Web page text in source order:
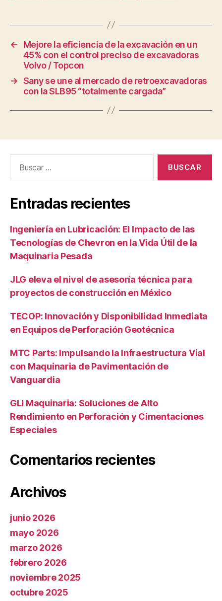
←
Mejore la eficiencia de la excavación en un
45% con el control preciso de excavadoras
Volvo / Topcon
→ Sany se une al mercado de retroexcavadoras
con la SLB95 “totalmente cargada”
Entradas recientes
Ingeniería en Lubricación: El Impacto de las
Tecnologías de Chevron en la Vida Útil de la
Maquinaria Pesada
JLG eleva el nivel de asesoría técnica para
proyectos de construcción en México
TECOP: Innovación y Disponibilidad Inmediata
en Equipos de Perforación Geotécnica
MTC Parts: Impulsando la Infraestructura Vial
con Maquinaria de Pavimentación de
Vanguardia
GLI Maquinaria: Soluciones de Alto
Rendimiento en Perforación y Cimentaciones
Especiales
Comentarios recientes
Archivos
junio 2026
mayo 2026
marzo 2026
febrero 2026
noviembre 2025
octubre 2025